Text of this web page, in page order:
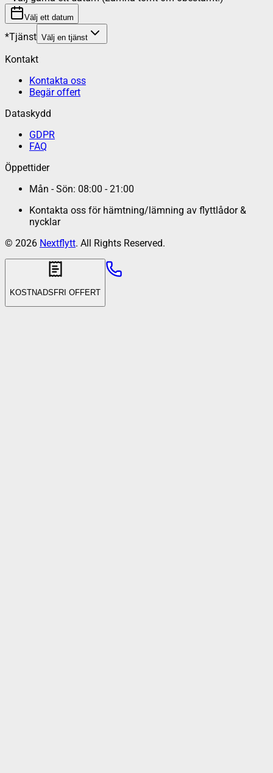
Välj ett datum
*Tjänst Välj en tjänst
Kontakt
Kontakta oss
Begär offert
Dataskydd
GDPR
FAQ
Öppettider
Mån - Sön: 08:00 - 21:00
Kontakta oss för hämtning/lämning av flyttlådor &
nycklar
© 2026 Nextflytt. All Rights Reserved.
KOSTNADSFRI OFFERT